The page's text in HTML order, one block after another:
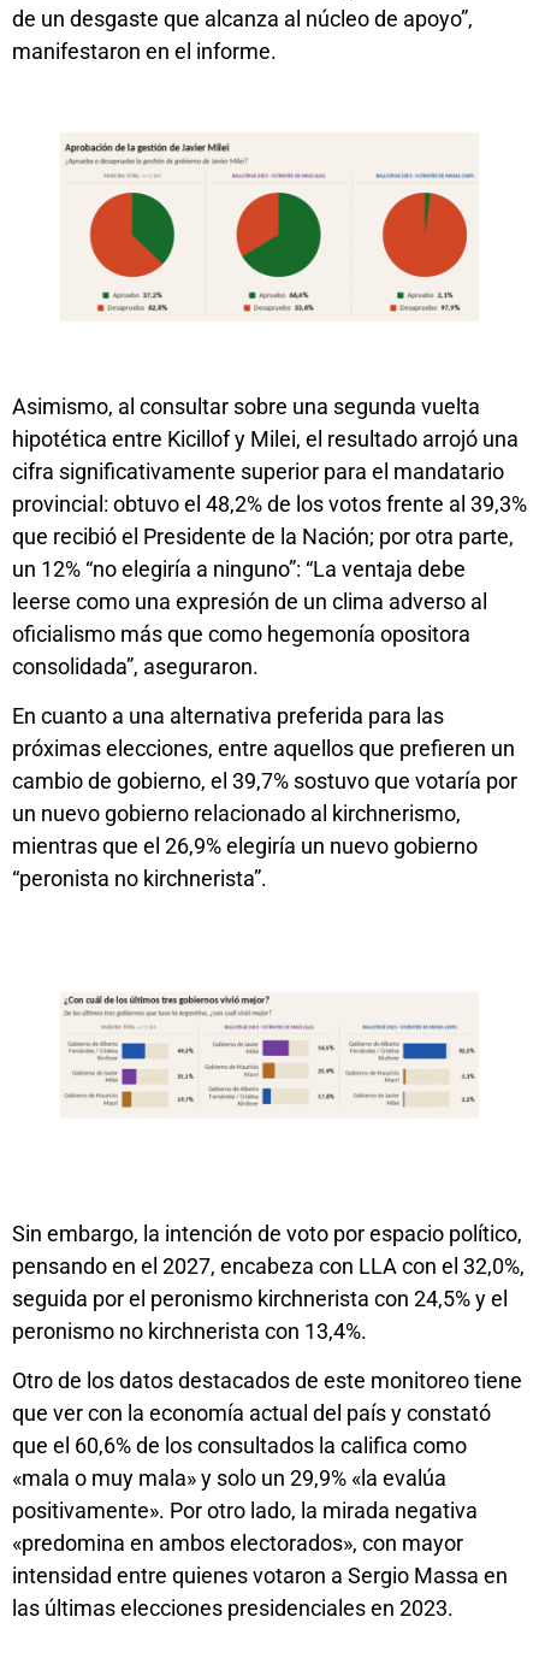
de un desgaste que alcanza al núcleo de apoyo”,
manifestaron en el informe.
Asimismo, al consultar sobre una segunda vuelta
hipotética entre Kicillof y Milei, el resultado arrojó una
cifra significativamente superior para el mandatario
provincial: obtuvo el 48,2% de los votos frente al 39,3%
que recibió el Presidente de la Nación; por otra parte,
un 12% “no elegiría a ninguno”: “La ventaja debe
leerse como una expresión de un clima adverso al
oficialismo más que como hegemonía opositora
consolidada”, aseguraron.
En cuanto a una alternativa preferida para las
próximas elecciones, entre aquellos que prefieren un
cambio de gobierno, el 39,7% sostuvo que votaría por
un nuevo gobierno relacionado al kirchnerismo,
mientras que el 26,9% elegiría un nuevo gobierno
“peronista no kirchnerista”.
Sin embargo, la intención de voto por espacio político,
pensando en el 2027, encabeza con LLA con el 32,0%,
seguida por el peronismo kirchnerista con 24,5% y el
peronismo no kirchnerista con 13,4%.
Otro de los datos destacados de este monitoreo tiene
que ver con la economía actual del país y constató
que el 60,6% de los consultados la califica como
«mala o muy mala» y solo un 29,9% «la evalúa
positivamente». Por otro lado, la mirada negativa
«predomina en ambos electorados», con mayor
intensidad entre quienes votaron a Sergio Massa en
las últimas elecciones presidenciales en 2023.